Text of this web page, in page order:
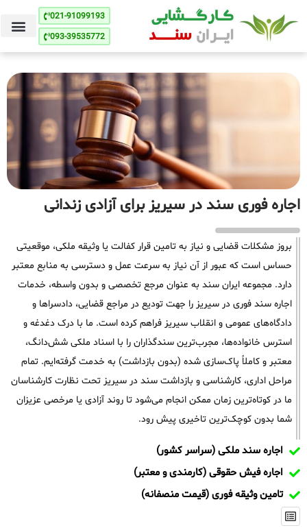
021-91099193
093-39535772
اجاره فوری سند در سیریز برای آزادی زندانی
بروز مشکلات قضایی و نیاز به تامین قرار کفالت یا وثیقه ملکی، موقعیتی
حساس است که عبور از آن نیاز به سرعت عمل و دسترسی به منابع معتبر
دارد. مجموعه ایران سند به عنوان مرجع تخصصی و بدون واسطه، خدمات
اجاره سند فوری در سیریز را جهت تودیع در مراجع قضایی، دادسراها و
دادگاه‌های عمومی و انقلاب سیریز فراهم کرده است. ما با درک دغدغه و
استرس خانواده‌ها، مجرب‌ترین سندگذاران را با اسناد ملکی شش‌دانگ،
معتبر و کاملاً پاک‌سازی شده (بدون بازداشت) به خدمت گرفته‌ایم. تمام
مراحل اداری، کارشناسی و بازداشت سند در سیریز تحت نظارت کارشناسان
ما در کوتاه‌ترین زمان ممکن انجام می‌شود تا روند آزادی یا مرخصی عزیزان
شما بدون کوچک‌ترین تاخیری پیش رود.
اجاره سند ملکی (سراسر کشور)
اجاره فیش حقوقی (کارمندی و معتبر)
تامین وثیقه فوری (قیمت منصفانه)